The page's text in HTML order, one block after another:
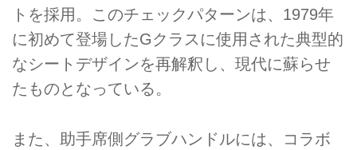
トを採用。このチェックパターンは、1979年
に初めて登場したGクラスに使用された典型的
なシートデザインを再解釈し、現代に蘇らせ
たものとなっている。
また、助手席側グラブハンドルには、コラボ